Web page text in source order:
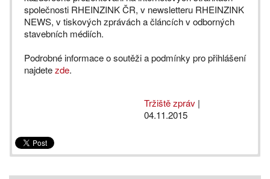
společnosti RHEINZINK ČR, v newsletteru RHEINZINK
NEWS, v tiskových zprávách a článcích v odborných
stavebních médiích.
Podrobné informace o soutěži a podmínky pro přihlášení
najdetezde.
Tržiště zpráv |
04.11.2015